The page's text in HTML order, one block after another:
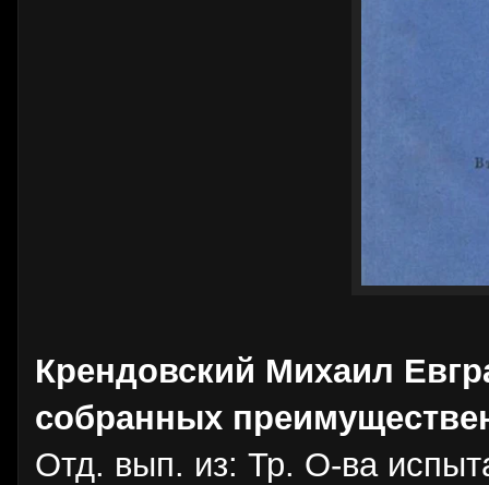
Крендовский Михаил
собранных
Отд. вып. из: Тр. О-ва